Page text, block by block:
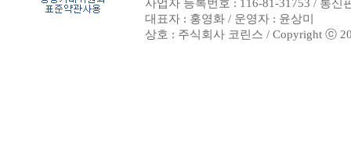
사업자 등록번호 : 116-81-31753 / 통신
대표자 : 홍영화 / 운영자 : 윤상미
상호 : 주식회사 코린스 / Copyright ⓒ